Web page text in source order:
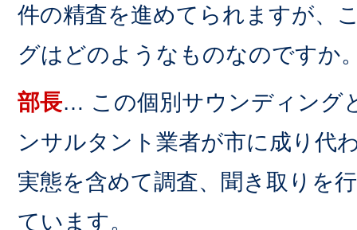
件の精査を進めてられますが、
グはどのようなものなのですか
部長… この個別サウンディング
ンサルタント業者が市に成り代
実態を含めて調査、聞き取りを
ています。